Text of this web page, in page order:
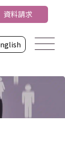
資料請求